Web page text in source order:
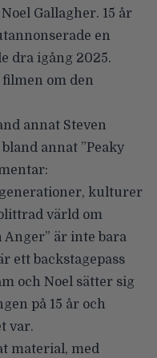
Gallagher. 15 år
en
dra igång 2025.
filmen om den
annat Steven
annat ”Peaky
kulturer
värld om
Anger” är inte bara
ett backstagepass
och Noel sätter sig
på 15 år och
var.
material, med